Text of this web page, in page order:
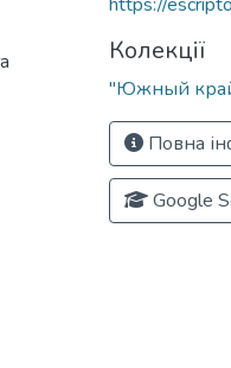
Колекції
"Южный
Повна
Google